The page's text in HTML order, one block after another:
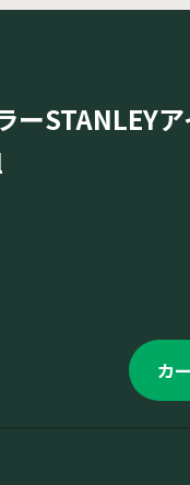
ーSTANLEY
カ